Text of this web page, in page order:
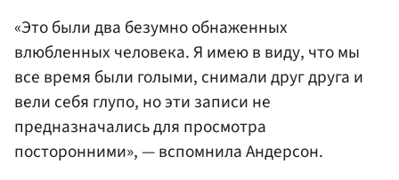
«Это были два безумно обнаженных
влюбленных человека. Я имею в виду, что мы
все время были голыми, снимали друг друга и
вели себя глупо, но эти записи не
предназначались для просмотра
посторонними», — вспомнила Андерсон.